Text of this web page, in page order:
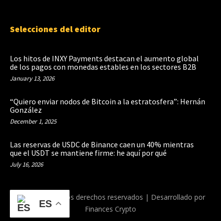
Selecciones del editor
Los hitos de INXY Payments destacan el aumento global
de los pagos con monedas estables en los sectores B2B
January 13, 2026
“Quiero enviar nodos de Bitcoin a la estratosfera”: Hernán
González
December 1, 2025
Las reservas de USDC de Binance caen un 40% mientras
que el USDT se mantiene firme: he aquí por qué
July 16, 2026
© 2026 Todos los derechos reservados | Desarrollado por
Finances Crypto
ES